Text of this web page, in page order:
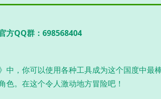
方QQ群：698568404
中，你可以使用各种工具成为这个国度中最
。在这个令人激动地方冒险吧！